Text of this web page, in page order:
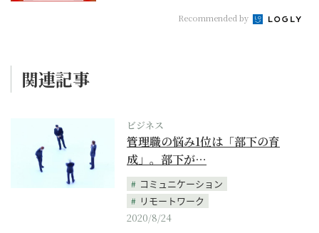
Recommended by
関連記事
ビジネス
管理職の悩み1位は「部下の育
成」。部下が…
コミュニケーション
リモートワーク
2020/8/24